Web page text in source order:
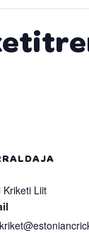
Kriketi Liit